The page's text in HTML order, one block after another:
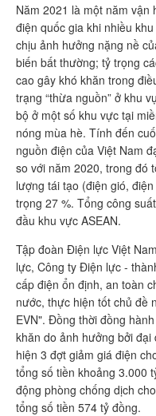
Năm 2021 là một năm vận
điện quốc gia khi nhiều
chịu ảnh hưởng nặng nề
biến bất thường; tỷ trọng
cao gây khó khăn trong
trạng “thừa nguồn” ở khu
bộ ở một số khu vực tại
nóng mùa hè. Tính đến
nguồn điện của Việt Nam
so với năm 2020, trong đó
lượng tái tạo (điện gió,
trọng 27 %. Tổng công
đầu khu vực ASEAN.
Tập đoàn Điện lực Việt
lực, Công ty Điện lực -
cấp điện ổn định, an toàn
nước, thực hiện tốt chủ đề
EVN". Đồng thời đồng
khăn do ảnh hưởng bởi
hiện 3 đợt giảm giá điện
tổng số tiền khoảng 3.000
động phòng chống dịch
tổng số tiền 574 tỷ đồng.